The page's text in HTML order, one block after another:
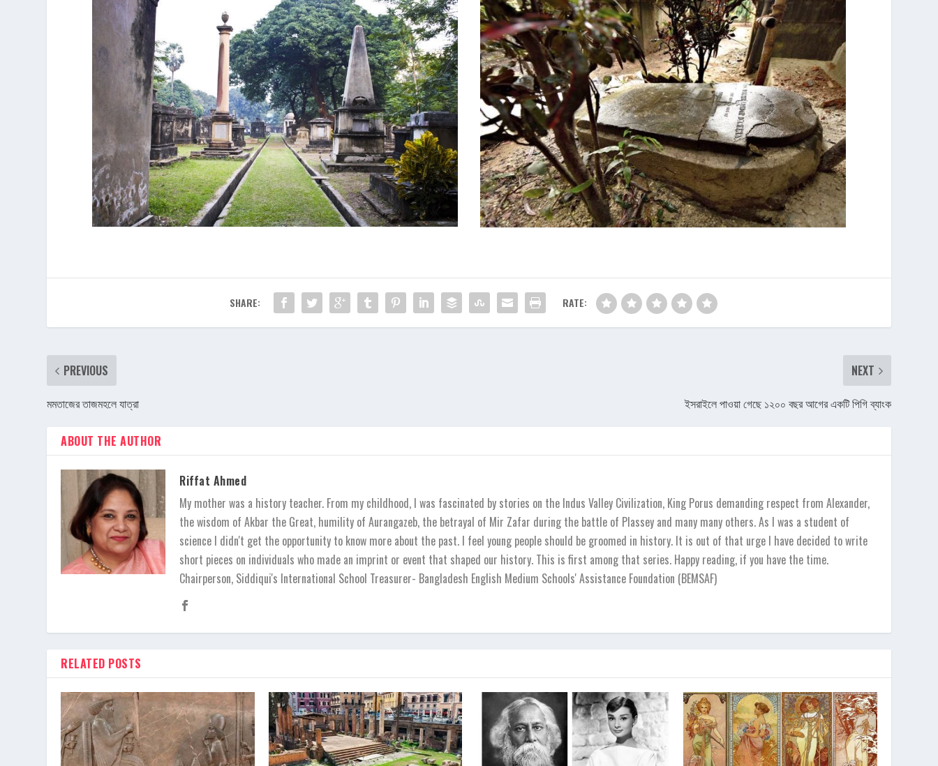
SHARE: RATE:
PREVIOUS
মমতাজের তাজমহলে যাত্রা
NEXT
ইসরাইলে পাওয়া গেছে ১২০০ বছর আগের একটি পিগি ব্যাংক
ABOUT THE AUTHOR
Riffat Ahmed
My mother was a history teacher. From my childhood, I was fascinated by stories on the Indus Valley Civilization, King Porus demanding respect from Alexander,
the wisdom of Akbar the Great, humility of Aurangazeb, the betrayal of Mir Zafar during the battle of Plassey and many many others. As I was a student of
science I didn't get the opportunity to know more about the past. I feel young people should be groomed in history. It is out of that urge I have decided to write
short pieces on individuals who made an imprint or event that shaped our history. This is first among that series. Happy reading, if you have the time.
Chairperson, Siddiqui's International School Treasurer- Bangladesh English Medium Schools' Assistance Foundation (BEMSAF)
RELATED POSTS